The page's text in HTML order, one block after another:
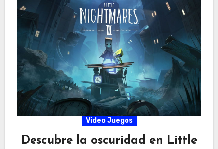
Video Juegos
Descubre la oscuridad en Little